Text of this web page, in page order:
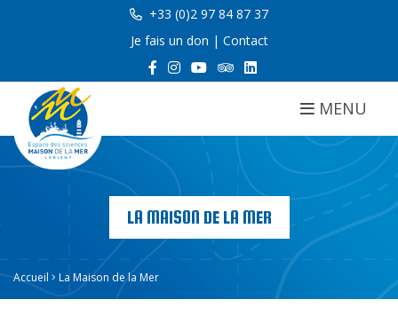
+33 (0)2 97 84 87 37
Je fais un don | Contact
MENU
LA MAISON DE LA MER
Accueil La Maison de la Mer